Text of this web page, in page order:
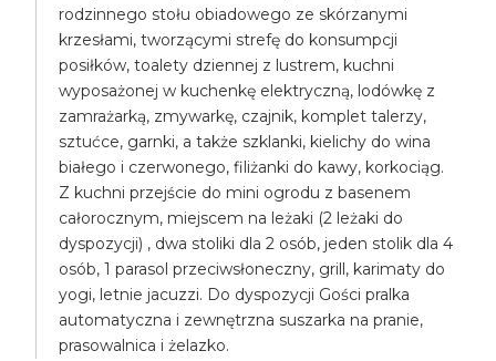
rodzinnego stołu obiadowego ze skórzanymi
krzesłami, tworzącymi strefę do konsumpcji
posiłków, toalety dziennej z lustrem, kuchni
wyposażonej w kuchenkę elektryczną, lodówkę z
zamrażarką, zmywarkę, czajnik, komplet talerzy,
sztućce, garnki, a także szklanki, kielichy do wina
białego i czerwonego, filiżanki do kawy, korkociąg.
Z kuchni przejście do mini ogrodu z basenem
całorocznym, miejscem na leżaki (2 leżaki do
dyspozycji) , dwa stoliki dla 2 osób, jeden stolik dla 4
osób, 1 parasol przeciwsłoneczny, grill, karimaty do
yogi, letnie jacuzzi. Do dyspozycji Gości pralka
automatyczna i zewnętrzna suszarka na pranie,
prasowalnica i żelazko.